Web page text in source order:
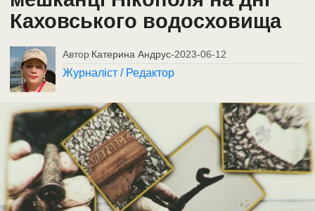
Каховського водосховища
Автор Катерина Андрус-2023-06-12
Журналіст / Редактор